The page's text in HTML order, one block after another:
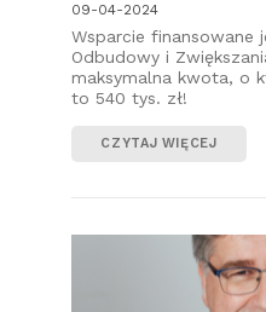
09-04-2024
Wsparcie finansowane
Odbudowy i
maksymalna kwota, o
to 540 tys. zł!
CZYTAJ WIĘCEJ